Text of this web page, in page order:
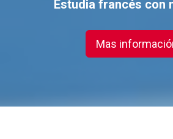
Estudia francés con
Mas